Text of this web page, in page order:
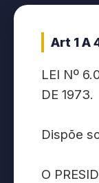
Art 1 A
LEI Nº
DE 1973.
Dispõe
O